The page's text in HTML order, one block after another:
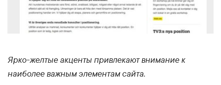
Ярко-желтые акценты привлекают внимание к
наиболее важным элементам сайта.